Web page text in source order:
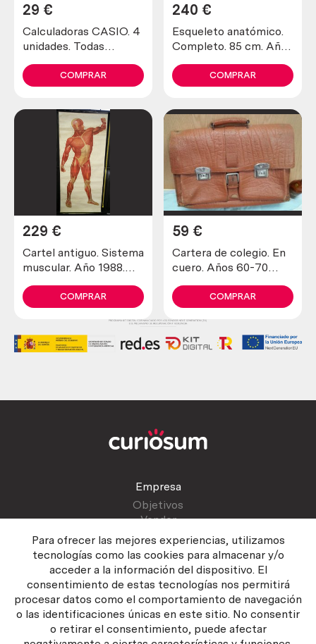
Para ofrecer las mejores experiencias, utilizamos
tecnologías como las cookies para almacenar y/o
acceder a la información del dispositivo. El
consentimiento de estas tecnologías nos permitirá
procesar datos como el comportamiento de navegación
o las identificaciones únicas en este sitio. No consentir
o retirar el consentimiento, puede afectar
Calculadoras CASIO. 4
unidades. Todas
29 €
COMPRAR
Esqueleto anatómico.
Completo. 85 cm. Año
Anatomical skeleton
240 €
COMPRAR
Cartel antiguo. Sistema
muscular. Año 1988.
229 €
COMPRAR
Cartera de colegio. En
cuero. Años 60-70
59 €
COMPRAR
Empresa
Objetivos
Vender
Atención al cliente
Contactar
Manual del vendedor